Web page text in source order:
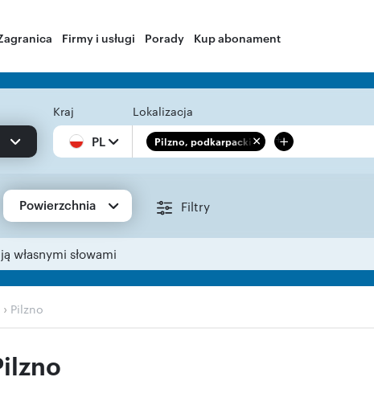
Firmy i usługi Porady Kup abonament
Kraj
PL
Lokalizacja
Pilzno, podkarpackie +
Powierzchnia Filtry
własnymi słowami
› Pilzno